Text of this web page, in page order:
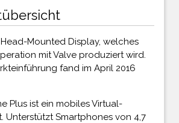
Head-Mounted Display, welches
mit Valve produziert wird.
fand im April 2016
Plus ist ein mobiles Virtual-
Unterstützt Smartphones von 4,7